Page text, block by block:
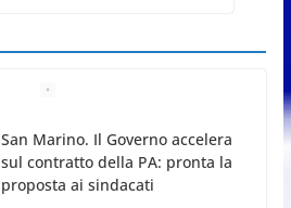
San Marino. Il Governo accelera
sul contratto della PA: pronta la
proposta ai sindacati